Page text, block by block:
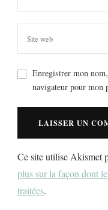
Enregistrer mon
navigateur pour mon
Ce site utilise Akismet
plus sur la façon dont
traitées.